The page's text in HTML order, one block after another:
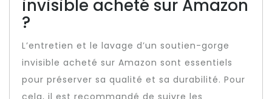
invisible acheté sur Amazon
?
L’entretien et le lavage d’un soutien-gorge
invisible acheté sur Amazon sont essentiels
pour préserver sa qualité et sa durabilité. Pour
cela, il est recommandé de suivre les